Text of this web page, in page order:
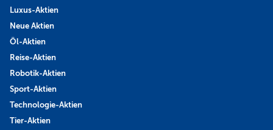
Luxus-Aktien
Neue Aktien
Öl-Aktien
Reise-Aktien
Robotik-Aktien
Sport-Aktien
Technologie-Aktien
Tier-Aktien